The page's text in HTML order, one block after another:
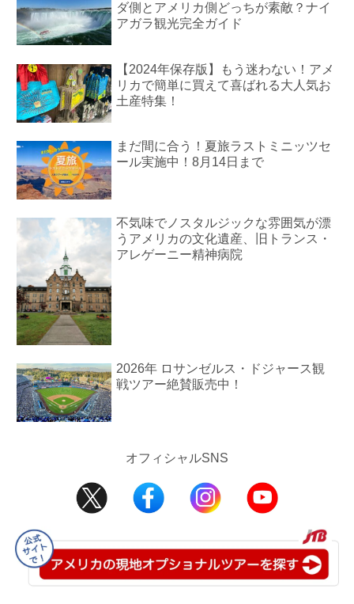
ダ側とアメリカ側どっちが素敵？ナイ
アガラ観光完全ガイド
【2024年保存版】もう迷わない！アメ
リカで簡単に買えて喜ばれる大人気お
土産特集！
まだ間に合う！夏旅ラストミニッツセ
ール実施中！8月14日まで
不気味でノスタルジックな雰囲気が漂
うアメリカの文化遺産、旧トランス・
アレゲーニー精神病院
2026年 ロサンゼルス・ドジャース観
戦ツアー絶賛販売中！
オフィシャルSNS